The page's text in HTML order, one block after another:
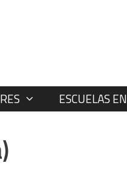
ESCUELAS EN